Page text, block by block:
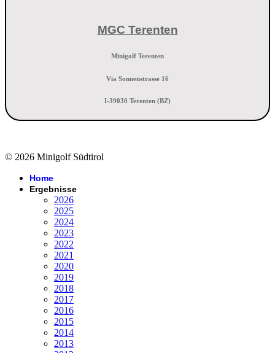
MGC Terenten
Minigolf Terenten
Via Sonnenstrasse 16
I-39030 Terenten (BZ)
© 2026 Minigolf Südtirol
Home
Ergebnisse
2026
2025
2024
2023
2022
2021
2020
2019
2018
2017
2016
2015
2014
2013